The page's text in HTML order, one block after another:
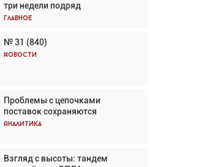
три недели подряд
Главное
№ 31 (840)
Новости
Проблемы с цепочками
поставок сохраняются
Аналитика
Взгляд с высоты: тандем
спасательных операциях
Главное
Авиационный фотограф Дэйв
Кох: «Фотография говорит сама
Впервые с 2024 года
глобальный трафик снижается
три недели подряд
Частный самолёт – это актив.